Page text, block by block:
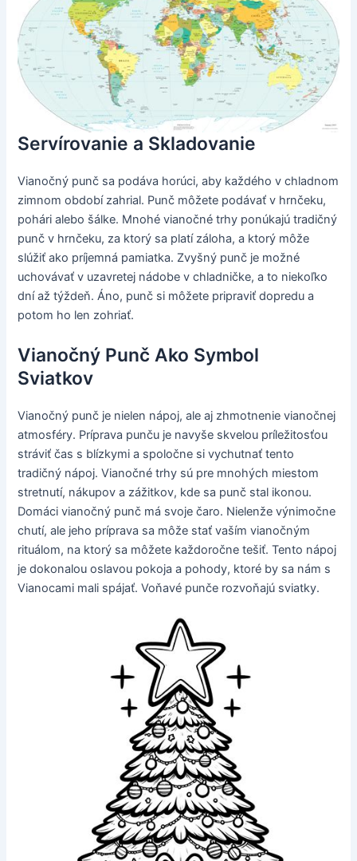
Servírovanie a Skladovanie
Vianočný punč sa podáva horúci, aby každého v chladnom
zimnom období zahrial. Punč môžete podávať v hrnčeku,
pohári alebo šálke. Mnohé vianočné trhy ponúkajú tradičný
punč v hrnčeku, za ktorý sa platí záloha, a ktorý môže
slúžiť ako príjemná pamiatka. Zvyšný punč je možné
uchovávať v uzavretej nádobe v chladničke, a to niekoľko
dní až týždeň. Áno, punč si môžete pripraviť dopredu a
potom ho len zohriať.
Vianočný Punč Ako Symbol
Sviatkov
Vianočný punč je nielen nápoj, ale aj zhmotnenie vianočnej
atmosféry. Príprava punču je navyše skvelou príležitosťou
stráviť čas s blízkymi a spoločne si vychutnať tento
tradičný nápoj. Vianočné trhy sú pre mnohých miestom
stretnutí, nákupov a zážitkov, kde sa punč stal ikonou.
Domáci vianočný punč má svoje čaro. Nielenže výnimočne
chutí, ale jeho príprava sa môže stať vaším vianočným
rituálom, na ktorý sa môžete každoročne tešiť. Tento nápoj
je dokonalou oslavou pokoja a pohody, ktoré by sa nám s
Vianocami mali spájať. Voňavé punče rozvoňajú sviatky.